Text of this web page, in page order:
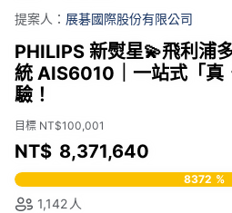
提案人： 展碁國際股份有限公司
PHILIPS 新熨星💫飛利浦
統 AIS6010｜一站式「真
驗！
目標 NT$100,001
NT$ 8,371,640
8372 %
1,142人